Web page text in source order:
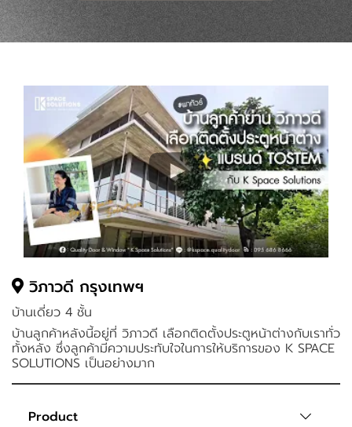
วิภาวดี กรุงเทพฯ
บ้านเดี่ยว 4 ชั้น
บ้านลูกค้าหลังนี้อยู่ที่ วิภาวดี เลือกติดตั้งประตูหน้าต่างกับเราทั่ว
ทั้งหลัง ซึ่งลูกค้ามีความประทับใจในการให้บริการของ K SPACE
SOLUTIONS เป็นอย่างมาก
Product